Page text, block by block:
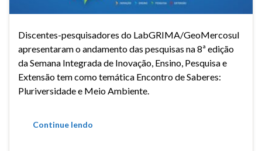
Discentes-pesquisadores do LabGRIMA/GeoMercosul
apresentaram o andamento das pesquisas na 8ª edição
da Semana Integrada de Inovação, Ensino, Pesquisa e
Extensão tem como temática Encontro de Saberes:
Pluriversidade e Meio Ambiente.
Continue lendo